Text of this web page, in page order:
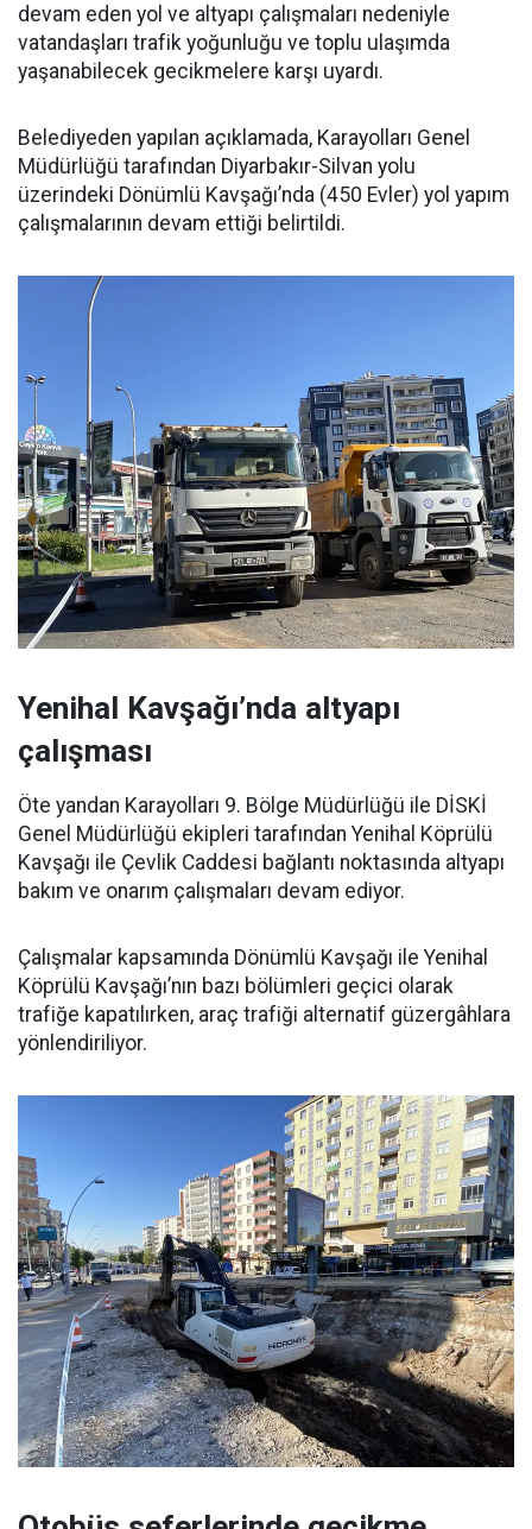
devam eden yol ve altyapı çalışmaları nedeniyle
vatandaşları trafik yoğunluğu ve toplu ulaşımda
yaşanabilecek gecikmelere karşı uyardı.
Belediyeden yapılan açıklamada, Karayolları Genel
Müdürlüğü tarafından Diyarbakır-Silvan yolu
üzerindeki Dönümlü Kavşağı’nda (450 Evler) yol yapım
çalışmalarının devam ettiği belirtildi.
Yenihal Kavşağı’nda altyapı
çalışması
Öte yandan Karayolları 9. Bölge Müdürlüğü ile DİSKİ
Genel Müdürlüğü ekipleri tarafından Yenihal Köprülü
Kavşağı ile Çevlik Caddesi bağlantı noktasında altyapı
bakım ve onarım çalışmaları devam ediyor.
Çalışmalar kapsamında Dönümlü Kavşağı ile Yenihal
Köprülü Kavşağı’nın bazı bölümleri geçici olarak
trafiğe kapatılırken, araç trafiği alternatif güzergâhlara
yönlendiriliyor.